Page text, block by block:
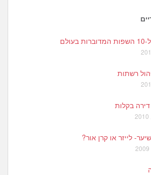
רשתות
בקלות
לייזר או קרן אור?